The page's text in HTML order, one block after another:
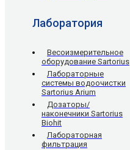
Лаборатория
Весоизмерительное
оборудование Sartorius
Лабораторные
системы водоочистки
Sartorius Arium
Дозаторы/
наконечники Sartorius
Biohit
Лабораторная
фильтрация